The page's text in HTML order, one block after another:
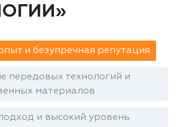
и безупречная репутация
передовых технологий и
материалов
и высокий уровень